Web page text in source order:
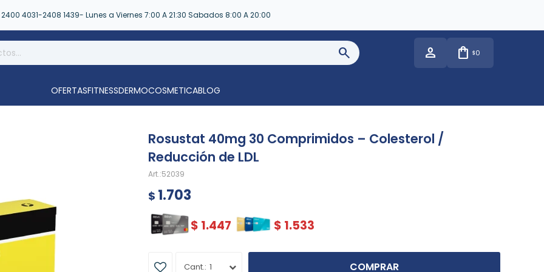
2400 4031-2408 1439- Lunes a Viernes 7:00 A 21:30 Sabados 8:00 A 20:00
$0
OFERTASFITNESSDERMOCOSMETICABLOG
Rosustat 40mg 30 Comprimidos – Colesterol /
Reducción de LDL
52039
$ 1.703
$ 1.447 $ 1.533
1 COMPRAR